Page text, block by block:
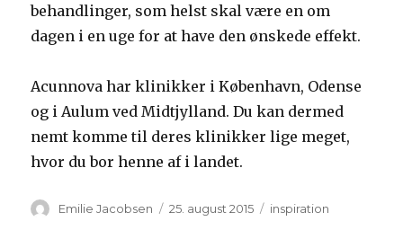
behandlinger, som helst skal være en om
dagen i en uge for at have den ønskede effekt.
Acunnova har klinikker i København, Odense
og i Aulum ved Midtjylland. Du kan dermed
nemt komme til deres klinikker lige meget,
hvor du bor henne af i landet.
Forfatter
Emilie Jacobsen Udgivet
25. august 2015 Kategorier
inspiration